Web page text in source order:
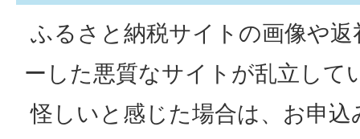
ふるさと納税サイトの画像や
ーした悪質なサイトが乱立して
怪しいと感じた場合は、お申